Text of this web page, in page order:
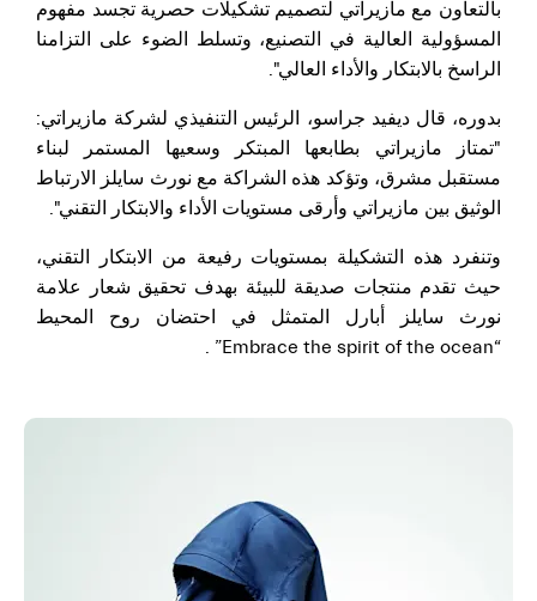
بالتعاون مع مازيراتي لتصميم تشكيلات حصرية تجسد مفهوم
المسؤولية العالية في التصنيع، وتسلط الضوء على التزامنا
الراسخ بالابتكار والأداء العالي".
بدوره، قال ديفيد جراسو، الرئيس التنفيذي لشركة مازيراتي:
"تمتاز مازيراتي بطابعها المبتكر وسعيها المستمر لبناء
مستقبل مشرق، وتؤكد هذه الشراكة مع نورث سايلز الارتباط
الوثيق بين مازيراتي وأرقى مستويات الأداء والابتكار التقني".
وتنفرد هذه التشكيلة بمستويات رفيعة من الابتكار التقني،
حيث تقدم منتجات صديقة للبيئة بهدف تحقيق شعار علامة
نورث سايلز أبارل المتمثل في احتضان روح المحيط
“Embrace the spirit of the ocean” .